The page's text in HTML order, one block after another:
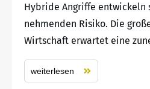
Hybride Angriffe entwickeln
nehmenden Risiko. Die
Wirtschaft erwartet eine
weiterlesen